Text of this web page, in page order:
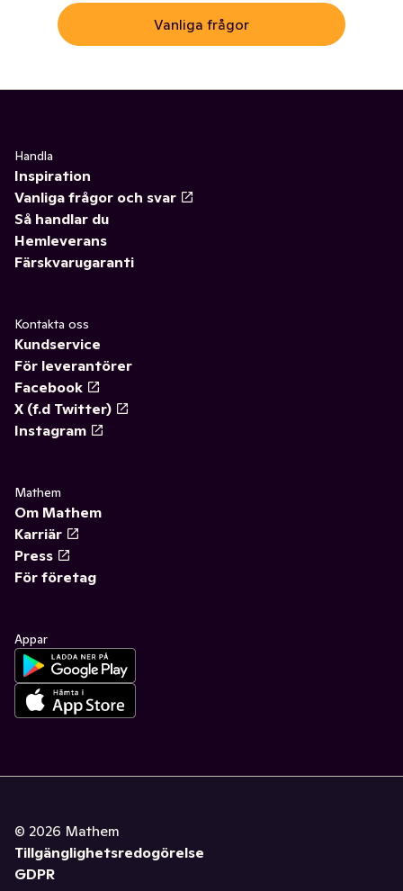
Vanliga frågor
Handla
Inspiration
Vanliga frågor och svar
Så handlar du
Hemleverans
Färskvarugaranti
Kontakta oss
Kundservice
För leverantörer
Facebook
X (f.d Twitter)
Instagram
Mathem
Om Mathem
Karriär
Press
För företag
Appar
© 2026 Mathem
Tillgänglighetsredogörelse
GDPR